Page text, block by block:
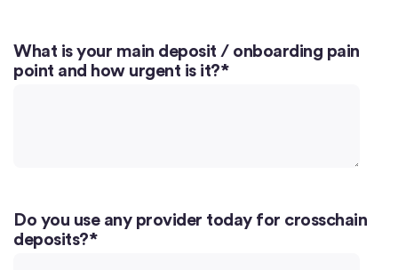
What is your main deposit / onboarding pain
point and how urgent is it?*
Do you use any provider today for crosschain
deposits?*